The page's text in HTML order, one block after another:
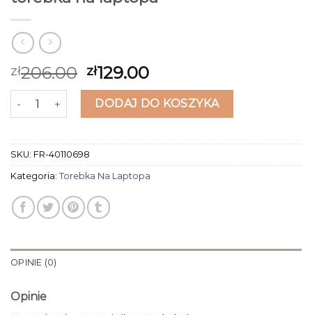
zł206.00 zł129.00
ilość torebka na laptopaDODAJ DO KOSZYKA
SKU: FR-40110698
Kategoria: Torebka Na Laptopa
OPINIE (0)
Opinie